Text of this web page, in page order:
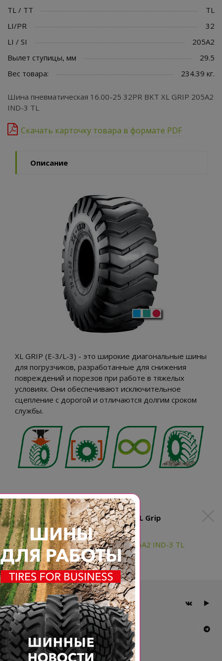
TL / TT
TL
LI/PR
32
LI / SI
205A2
Вылет ступицы, мм
29.5
Вес товара:
234.39 кг.
Шина пневматическая 16.00-25 32PR BKT XL GRIP 205A2
IND-3 TL
Скачать карточку товара в формате PDF
Описание
XL GRIP (E-3/L-3) - это широкие диагональные шины
для погрузчиков, разработанные для снижения
повреждений и порезов при работе в тяжелых
условиях. Они обеспечивают исключительное
сцепление с дорогой и отличаются долгим сроком
службы.
Доступные типоразмеры BKT XL Grip
16.00-25 32PR BKT XL GRIP 205A2 IND-3 TL
Главная
Компания
Шины BKT
Новости